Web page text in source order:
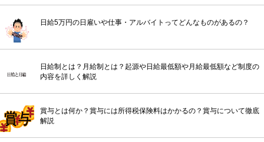
日給5万円の日雇いや仕事・アルバイトってどんなものがあるの？
日給制とは？月給制とは？起源や日給最低額や月給最低額など制度の
内容を詳しく解説
賞与とは何か？賞与には所得税保険料はかかるの？賞与について徹底
解説